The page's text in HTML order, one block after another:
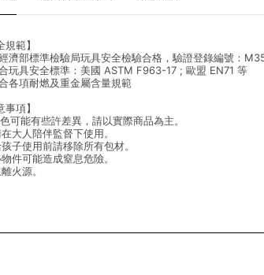
規範】
濟部標準檢驗局玩具安全檢驗合格，驗證登錄編號：
玩具安全標準：美國 ASTM F963-17 ; 歐盟 EN71 等
各項耐燃及重金屬含量規範
事項】
可能有些許差異，請以實際商品為主。
大人陪伴監督下使用。
子使用前請移除所有包材。
件可能造成窒息危險。
火源。